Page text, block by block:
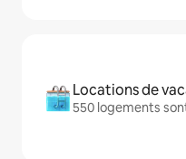
Locations de
550 logements